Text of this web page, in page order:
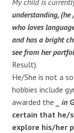
My child is
understanding,
who loves
and has a bright
see from her
Result).
He/She is not a
hobbies include
awarded the
_ in
certain that he/
explore his/her